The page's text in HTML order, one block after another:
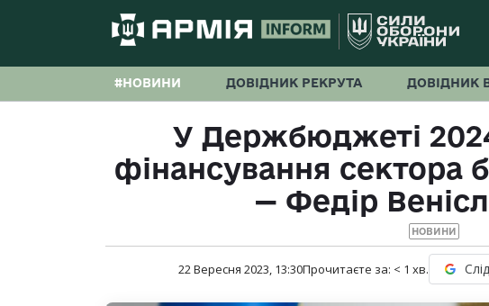
#НОВИНИ ДОВІДНИК РЕКРУТА ДОВІДНИК
У Держбюджеті
фінансування сектора
— Федір
НОВИНИ
22 Вересня 2023, 13:30Прочитаєте за: < 1 хв.